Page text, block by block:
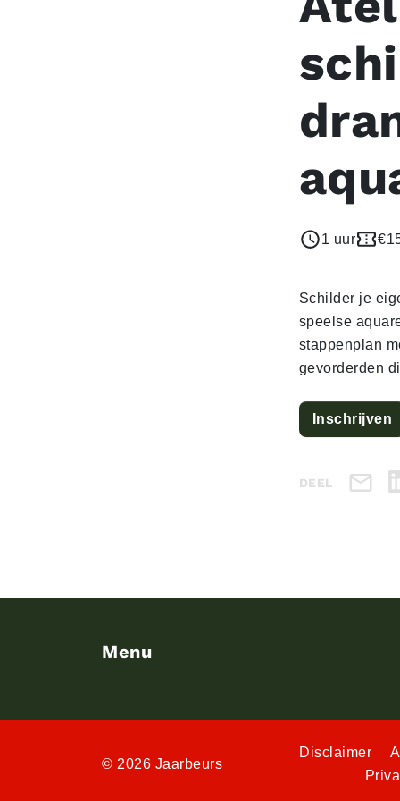
1 uur
Schilder je
speelse
stappenplan
gevorderden
Inschrijven
DEEL
Menu
© 2026 Jaarbeurs
Disclaimer